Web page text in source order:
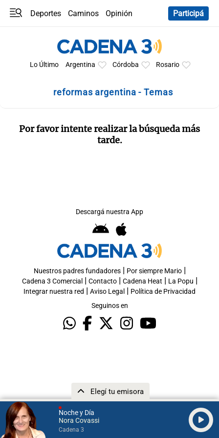
Noche y Día
Nora Covassi
Cadena 3
Elegí tu emisora
Deportes Caminos
Opinión
Participá
Lo Último Argentina Córdoba Rosario
reformas argentina - Temas
Por favor intente realizar la búsqueda más
tarde.
Descargá nuestra App
Nuestros padres fundadores| Por siempre Mario|
Cadena 3 Comercial | Contacto| Cadena Heat | La Popu |
Integrar nuestra red | Aviso Legal | Política de Privacidad
Seguinos en